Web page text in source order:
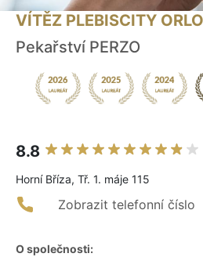
VÍTĚZ PLEBISCITY
Pekařství PERZO
8.8
Horní Bříza, Tř. 1. máje 115
Zobrazit telefonní číslo
O společnosti: